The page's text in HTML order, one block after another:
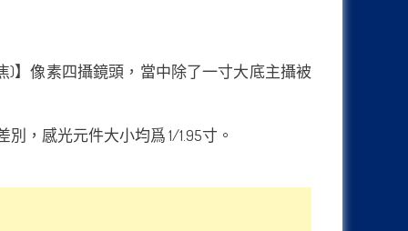
)】像素四攝鏡頭，當中除了一寸大底主攝被
，感光元件大小均爲 1/1.95寸。